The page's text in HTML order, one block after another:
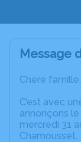
Message
Chère
C’est avec
annonçons
mercredi 31
Chamousset.